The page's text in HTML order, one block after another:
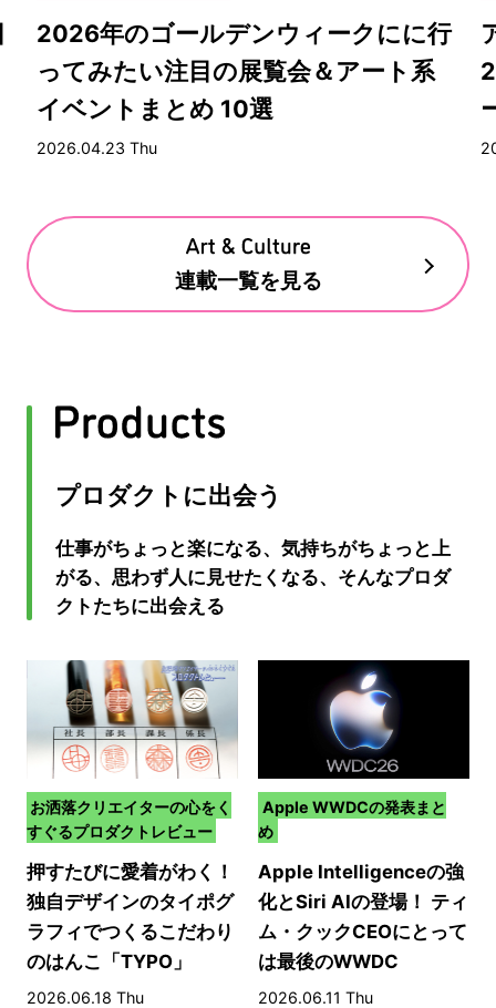
2026年のゴールデンウィークにに行
ってみたい注目の展覧会＆アート系
イベントまとめ 10選
2026.04.23 Thu
連載一覧を見る
プロダクトに出会う
仕事がちょっと楽になる、気持ちがちょっと上
がる、思わず人に見せたくなる、そんなプロダ
クトたちに出会える
お洒落クリエイターの心をく
すぐるプロダクトレビュー
押すたびに愛着がわく！
独自デザインのタイポグ
ラフィでつくるこだわり
のはんこ「TYPO」
2026.06.18 Thu
Apple WWDCの発表まと
め
Apple Intelligenceの強
化とSiri AIの登場！ ティ
ム・クックCEOにとって
は最後のWWDC
2026.06.11 Thu